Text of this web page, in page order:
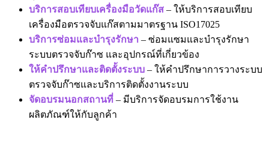
บริการสอบเทียบเครื่องมือวัดแก๊ส – ให้บริการสอบเทียบ
เครื่องมือตรวจจับแก๊สตามมาตรฐาน ISO17025
บริการซ่อมและบำรุงรักษา – ซ่อมแซมและบำรุงรักษา
ระบบตรวจจับก๊าซ และอุปกรณ์ที่เกี่ยวข้อง
ให้คำปรึกษาและติดตั้งระบบ – ให้คำปรึกษาการวางระบบ
ตรวจจับก๊าซและบริการติดตั้งงานระบบ
จัดอบรมนอกสถานที่ – มีบริการจัดอบรมการใช้งาน
ผลิตภัณฑ์ให้กับลูกค้า